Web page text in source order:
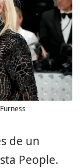
de un
People.